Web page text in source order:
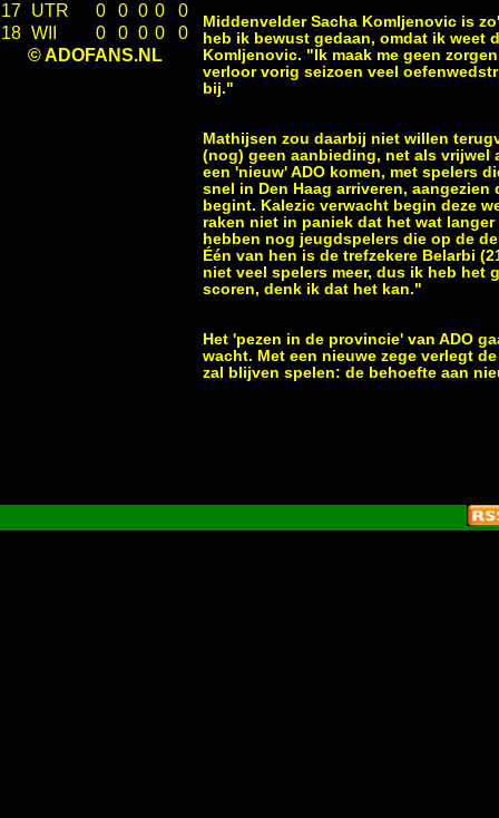
17 UTR 0 0 0 0
0
18 WII 0 0 0 0
0
© ADOFANS.NL
Middenvelder Sacha Komljenovic is
heb ik bewust gedaan, omdat ik weet
Komljenovic. "Ik maak me geen
verloor vorig seizoen veel
bij."
Mathijsen zou daarbij niet willen
(nog) geen aanbieding, net als vrijwel
een 'nieuw' ADO komen, met spelers
snel in Den Haag arriveren,
begint. Kalezic verwacht begin deze
raken niet in paniek dat het wat
hebben nog jeugdspelers die op de
Één van hen is de trefzekere Belarbi
niet veel spelers meer, dus ik heb het
scoren, denk ik dat het kan."
Het 'pezen in de provincie' van ADO
wacht. Met een nieuwe zege verlegt
zal blijven spelen: de behoefte aan